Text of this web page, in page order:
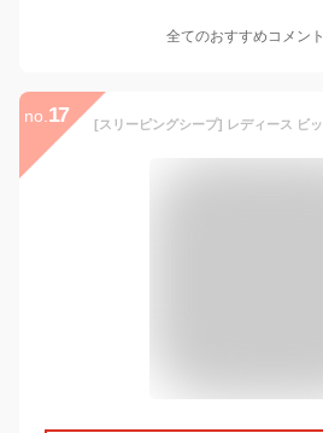
全てのおすすめコメント
no. 17